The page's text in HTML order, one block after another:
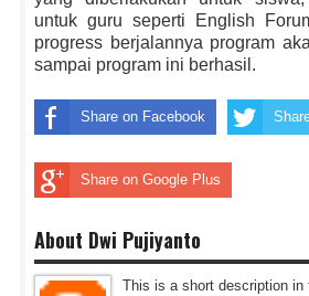
untuk guru seperti English
progress berjalannya program
sampai program ini berhasil.
Share on Facebook
Share on Google Plus
About Dwi Pujiyanto
This is a short description in